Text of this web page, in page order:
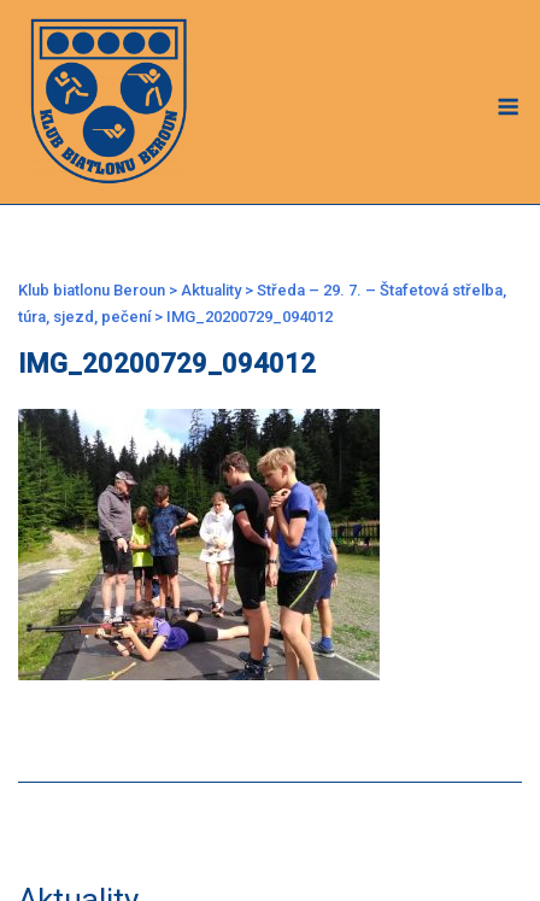
Skip
content
Klub biatlonu Beroun > Aktuality> Středa – 29. 7. – Štafetová střelba,
túra, sjezd, pečení> IMG_20200729_094012
IMG_20200729_094012